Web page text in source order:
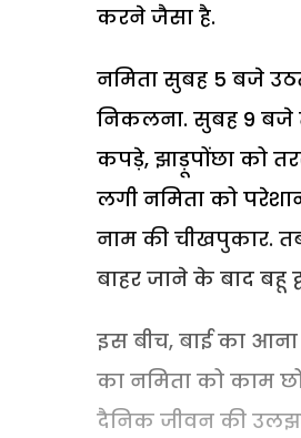
करने जैसा है.
नमिता सुबह 5 बजे
निकलना. सुबह 9 बजे
कपड़े, झाड़ूपोंछा को
लगी नमिता को
नाम की चीखपुकार.
बाहर जाने के बाद बहू
इस बीच, बाई का
का नमिता को काम
दैनिक जीवन की